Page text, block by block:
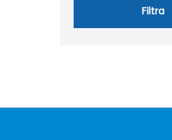
Filtra